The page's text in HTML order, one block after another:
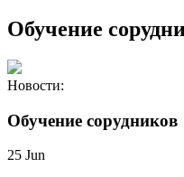
Обучение
Новости:
Обучение сорудников
25 Jun